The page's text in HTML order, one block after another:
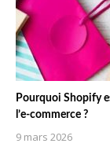
Pourquoi Shopify
l’e-commerce ?
9 mars 2026